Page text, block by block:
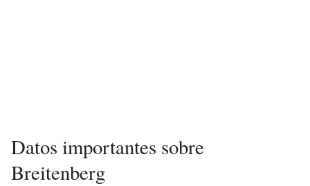
Datos importantes sobre
Breitenberg